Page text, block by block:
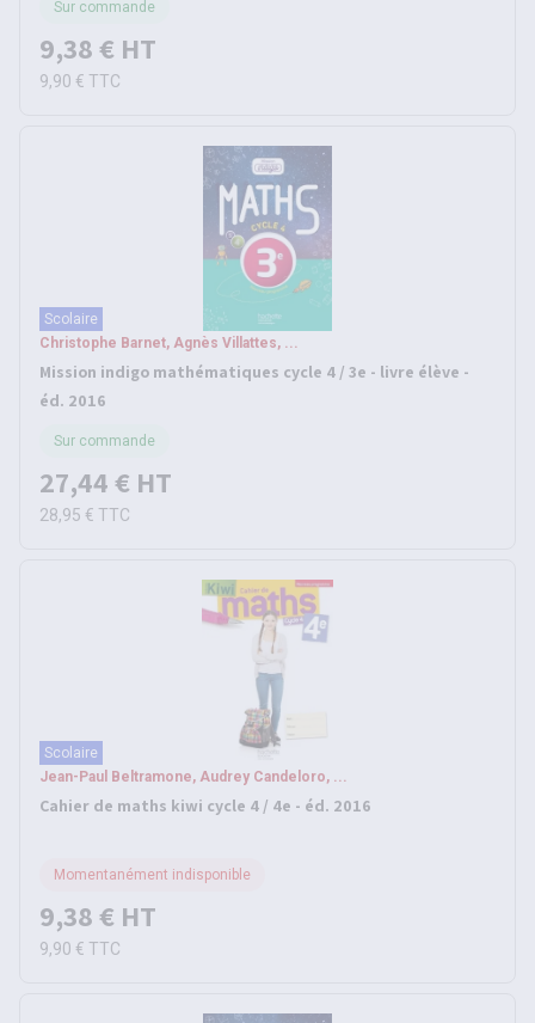
Sur commande
9,38 € HT
9,90 € TTC
Scolaire
Christophe Barnet, Agnès Villattes, ...
Mission indigo mathématiques cycle 4 / 3e - livre élève -
éd. 2016
Sur commande
27,44 € HT
28,95 € TTC
Scolaire
Jean-Paul Beltramone, Audrey Candeloro, ...
Cahier de maths kiwi cycle 4 / 4e - éd. 2016
Momentanément indisponible
9,38 € HT
9,90 € TTC